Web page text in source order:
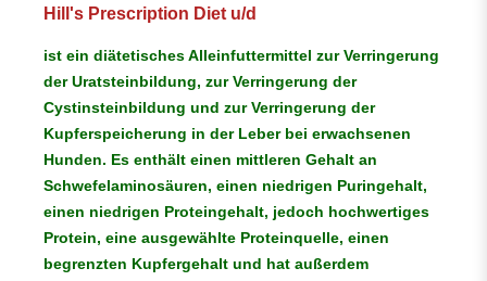
Hill's Prescription Diet u/d
ist ein diätetisches Alleinfuttermittel zur Verringerung
der Uratsteinbildung, zur Verringerung der
Cystinsteinbildung und zur Verringerung der
Kupferspeicherung in der Leber bei erwachsenen
Hunden. Es enthält einen mittleren Gehalt an
Schwefelaminosäuren, einen niedrigen Puringehalt,
einen niedrigen Proteingehalt, jedoch hochwertiges
Protein, eine ausgewählte Proteinquelle, einen
begrenzten Kupfergehalt und hat außerdem